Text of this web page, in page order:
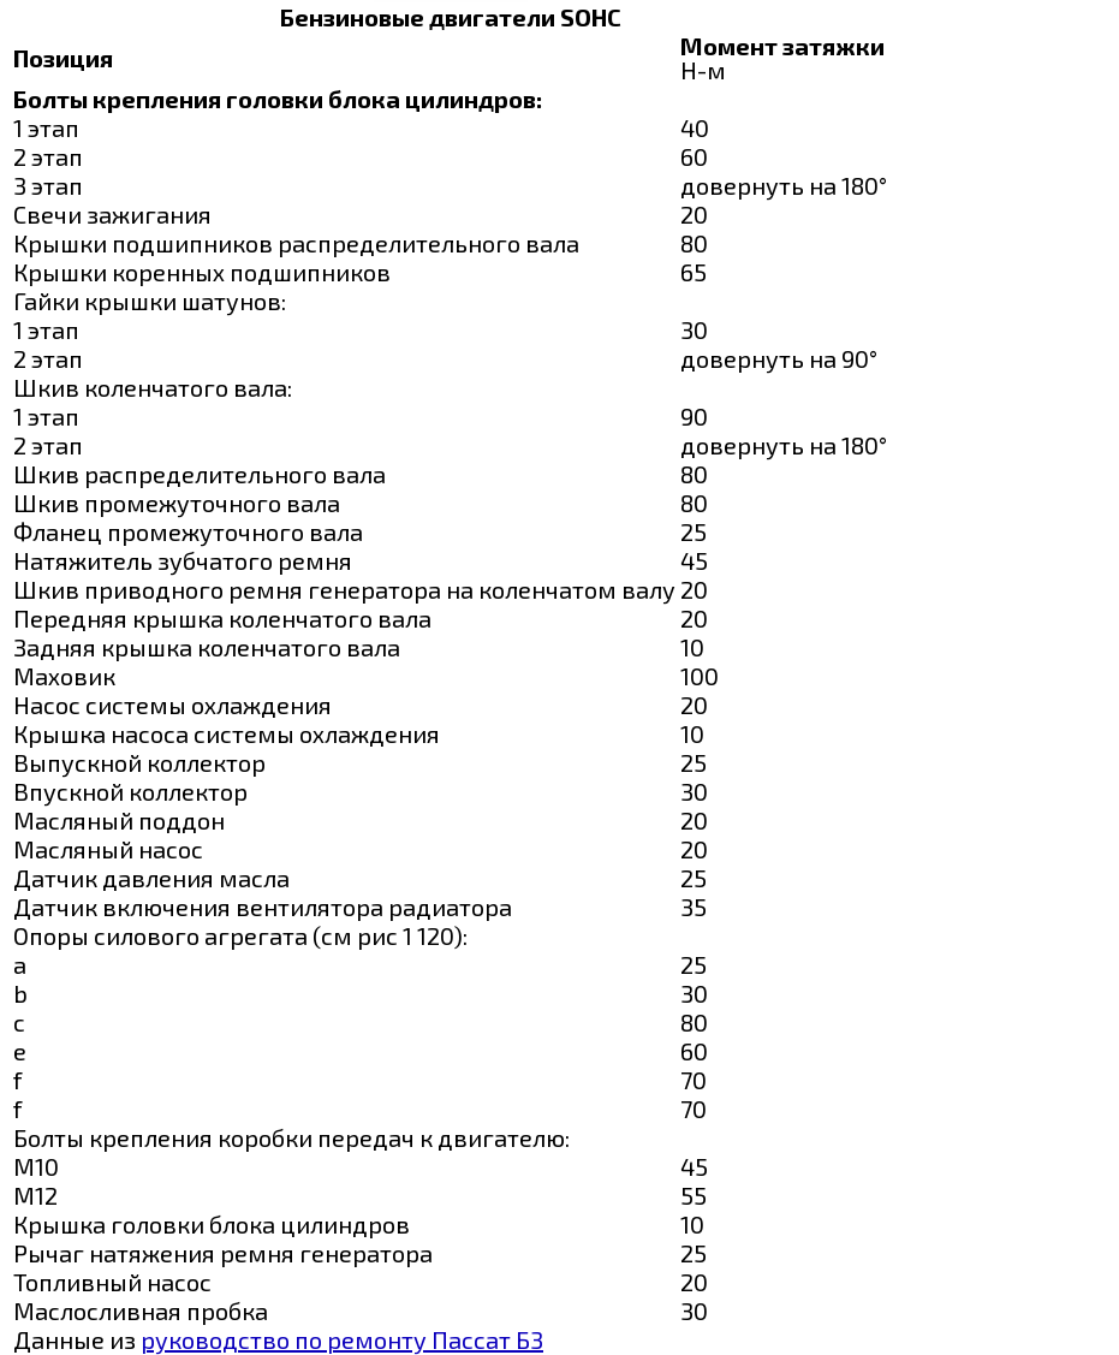
Бензиновые двигатели SOHC
Позиция
Момент затяжки
Н-м
Болты крепления головки блока цилиндров:
1 этап
40
2 этап
60
3 этап
довернуть на 180°
Свечи зажигания
20
Крышки подшипников распределительного вала
80
Крышки коренных подшипников
65
Гайки крышки шатунов:
1 этап
30
2 этап
довернуть на 90°
Шкив коленчатого вала:
1 этап
90
2 этап
довернуть на 180°
Шкив распределительного вала
80
Шкив промежуточного вала
80
Фланец промежуточного вала
25
Натяжитель зубчатого ремня
45
Шкив приводного ремня генератора на коленчатом валу 20
Передняя крышка коленчатого вала
20
Задняя крышка коленчатого вала
10
Маховик
100
Насос системы охлаждения
20
Крышка насоса системы охлаждения
10
Выпускной коллектор
25
Впускной коллектор
30
Масляный поддон
20
Масляный насос
20
Датчик давления масла
25
Датчик включения вентилятора радиатора
35
Опоры силового агрегата (см рис 1 120):
а
25
b
30
c
80
e
60
f
70
f
70
Болты крепления коробки передач к двигателю:
М10
45
M12
55
Крышка головки блока цилиндров
10
Рычаг натяжения ремня генератора
25
Топливный насос
20
Маслосливная пробка
30
Данные из руководство по ремонту Пассат Б3